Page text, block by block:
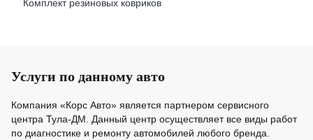
Комплект резиновых ковриков
Услуги по данному авто
Компания «Корс Авто» является партнером сервисного
центра Тула-ДМ. Данный центр осуществляет все виды работ
по диагностике и ремонту автомобилей любого бренда.